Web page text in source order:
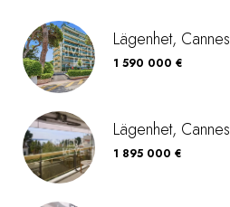
Lägenhet, Cannes
1 590 000 €
Lägenhet, Cannes
1 895 000 €